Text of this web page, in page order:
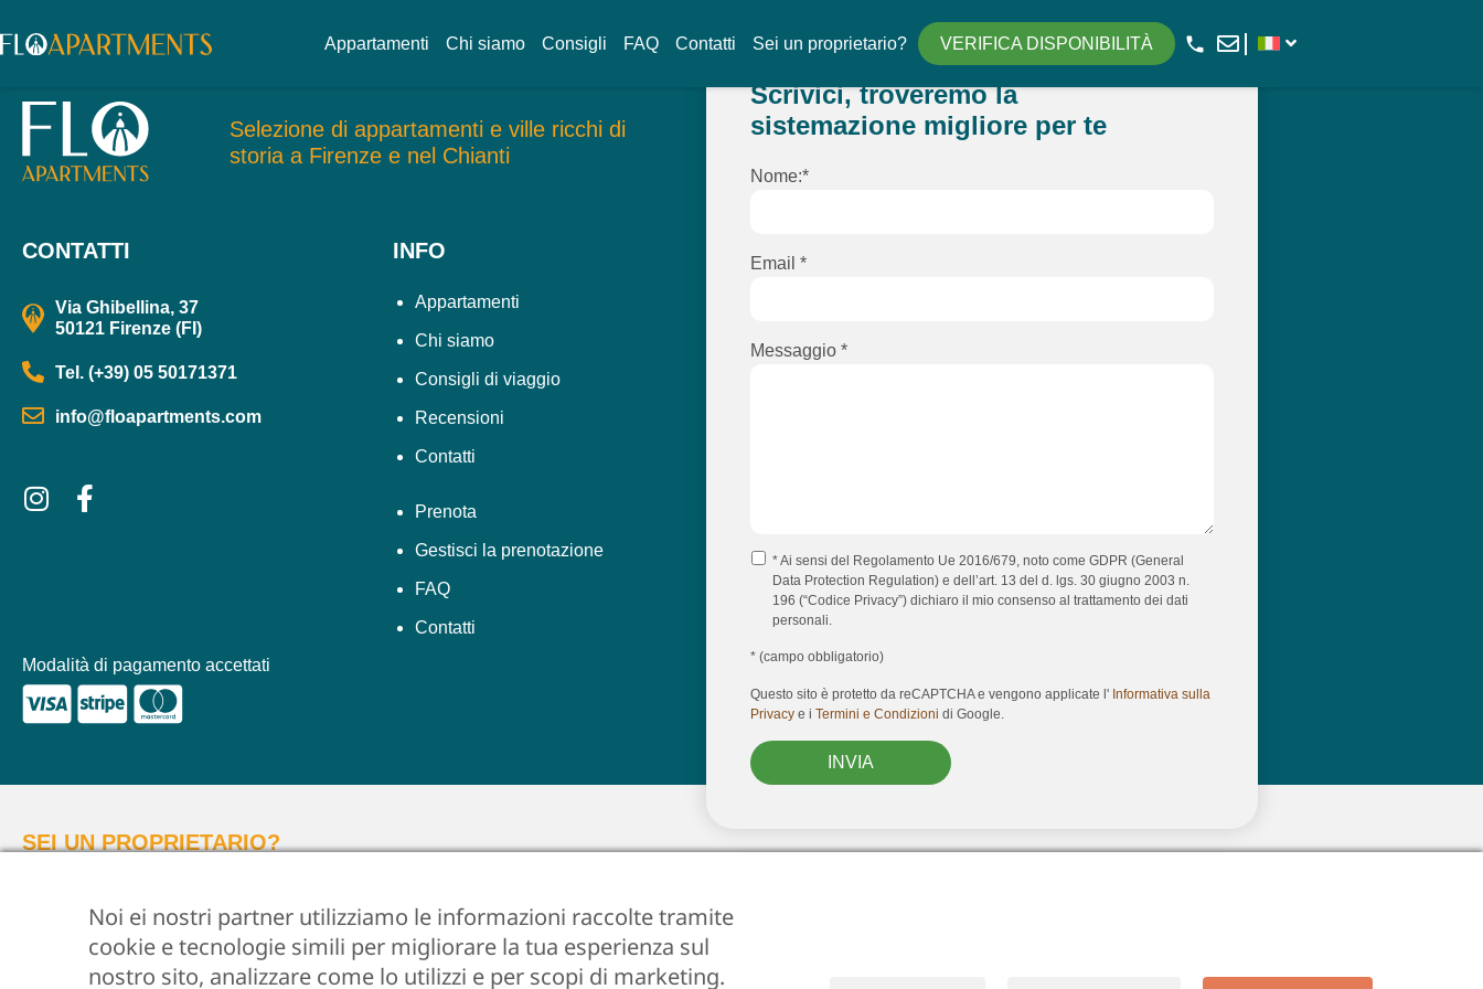
Appartamenti Chi siamo Consigli FAQ Contatti Sei un proprietario? VERIFICA DISPONIBILITÀ
Poggio ai Pianacci
Selezione di appartamenti e ville ricchi di
storia a Firenze e nel Chianti
CONTATTI
Via Ghibellina, 37
50121 Firenze (FI)
Tel. (+39) 05 50171371
info@floapartments.com
Modalità di pagamento accettati
INFO
Appartamenti
Chi siamo
Consigli di viaggio
Recensioni
Contatti
Prenota
Gestisci la prenotazione
FAQ
Contatti
Scrivici, troveremo la
sistemazione migliore per te
Nome:*
Email *
Messaggio *
* Ai sensi del Regolamento Ue 2016/679, noto come GDPR (General
Data Protection Regulation) e dell’art. 13 del d. lgs. 30 giugno 2003 n.
196 (“Codice Privacy”) dichiaro il mio consenso al trattamento dei dati
personali.
* (campo obbligatorio)
Questo sito è protetto da reCAPTCHA e vengono applicate l' Informativa sulla
Privacy e i Termini e Condizioni di Google.
INVIA
SEI UN PROPRIETARIO?
Flo Apartments • P.IVA 06612250487 • Privacy Policy • Cookies•
Noi ei nostri partner utilizziamo le informazioni raccolte tramite
cookie e tecnologie simili per migliorare la tua esperienza sul
nostro sito, analizzare come lo utilizzi e per scopi di marketing.